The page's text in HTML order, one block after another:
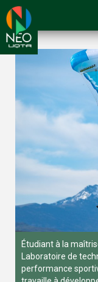
Étudiant à la
Laboratoire de
performance